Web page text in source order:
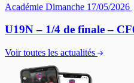
Académie Dimanche 17/05/2026
U19N – 1/4 de finale –
Voir toutes les actualités